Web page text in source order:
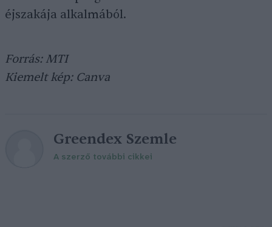
éjszakája alkalmából.
Forrás: MTI
Kiemelt kép: Canva
Greendex Szemle
A szerző további cikkei